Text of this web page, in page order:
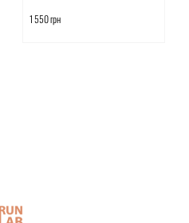
1 550 грн